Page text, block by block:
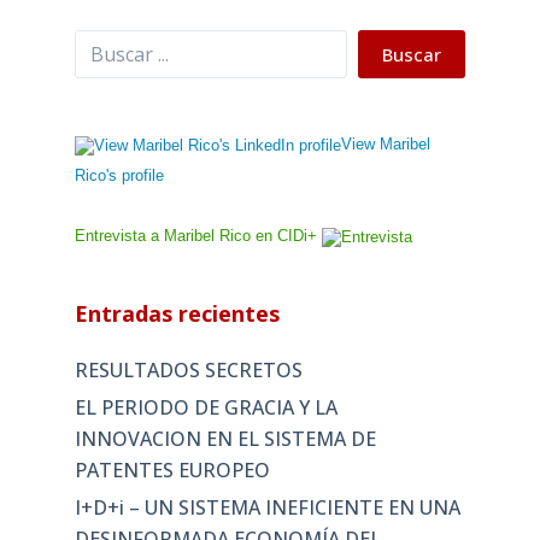
Buscar Buscar
View Maribel
Rico's profile
Entrevista a Maribel Rico en CIDi+
Entradas recientes
RESULTADOS SECRETOS
EL PERIODO DE GRACIA Y LA
INNOVACION EN EL SISTEMA DE
PATENTES EUROPEO
I+D+i – UN SISTEMA INEFICIENTE EN UNA